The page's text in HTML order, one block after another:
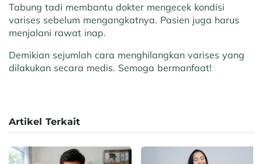
Tabung tadi membantu dokter mengecek kondisi
varises sebelum mengangkatnya. Pasien juga harus
menjalani rawat inap.
Demikian sejumlah cara menghilangkan varises yang
dilakukan secara medis. Semoga bermanfaat!
Artikel Terkait